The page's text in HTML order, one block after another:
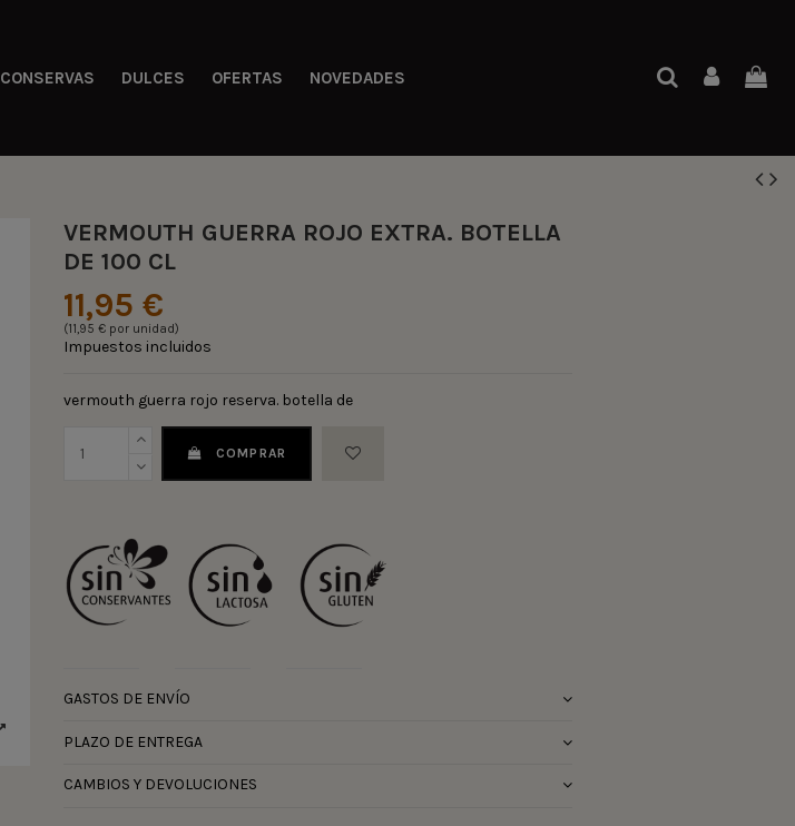
CONSERVAS DULCES OFERTAS NOVEDADES
VERMOUTH GUERRA ROJO EXTRA. BOTELLA
DE 100 CL
11,95 €
(11,95 € por unidad)
Impuestos incluidos
vermouth guerra rojo reserva. botella de
COMPRAR
GASTOS DE ENVÍO
PLAZO DE ENTREGA
CAMBIOS Y DEVOLUCIONES